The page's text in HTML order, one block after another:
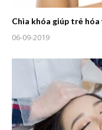
Chìa khóa giúp trẻ
06-09-2019